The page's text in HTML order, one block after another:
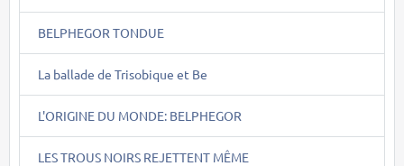
BELPHEGOR TONDUE
La ballade de Trisobique et Be
L'ORIGINE DU MONDE: BELPHEGOR
LES TROUS NOIRS REJETTENT MÊME